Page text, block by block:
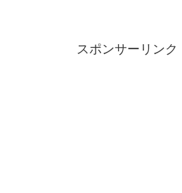
スポンサーリンク